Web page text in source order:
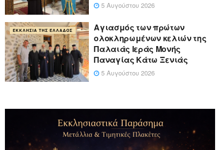
5 Αυγούστου 2026
ΕΚΚΛΗΣΊΑ ΤΗΣ ΕΛΛΆΔΟΣ
Αγιασμός των πρώτων
ολοκληρωμένων κελιών της
Παλαιάς Ιεράς Μονής
Παναγίας Κάτω Ξενιάς
5 Αυγούστου 2026